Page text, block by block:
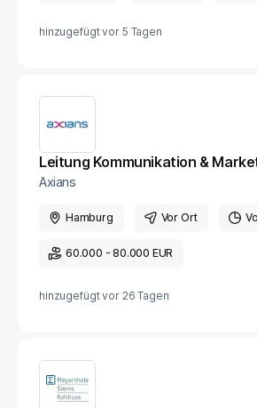
hinzugefügt vor 5 Tagen
Leitung Kommunikation &
Axians
Hamburg Vor Ort
60.000 - 80.000 EUR
hinzugefügt vor 26 Tagen